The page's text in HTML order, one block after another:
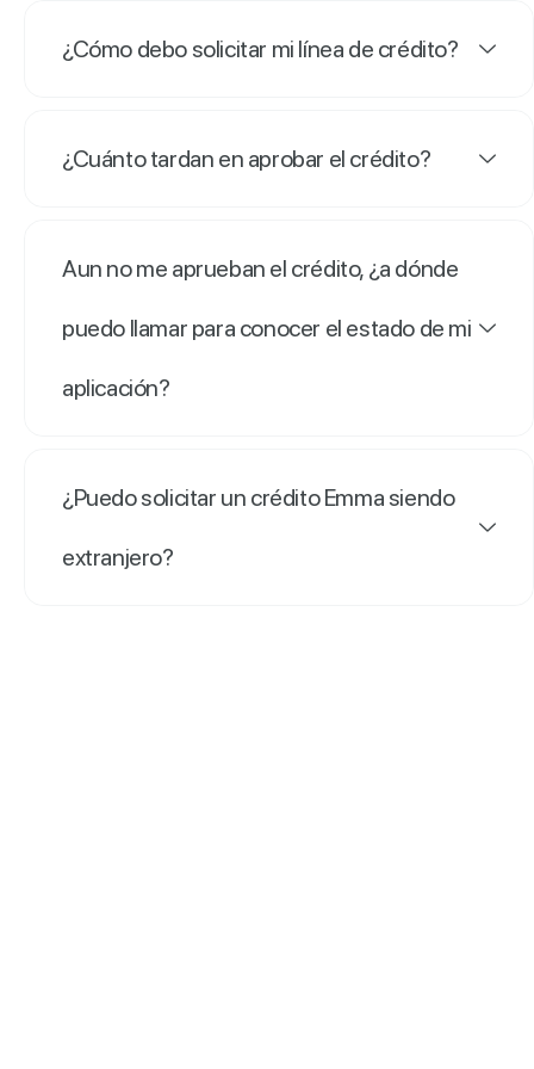
¿Cómo debo solicitar mi línea de crédito?
¿Cuánto tardan en aprobar el crédito?
Aun no me aprueban el crédito, ¿a dónde
puedo llamar para conocer el estado de mi
aplicación?
¿Puedo solicitar un crédito Emma siendo
extranjero?